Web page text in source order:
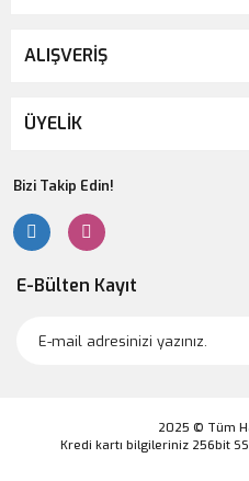
ALIŞVERİŞ
ÜYELİK
Bizi Takip Edin!
E-Bülten Kayıt
2025 © Tüm
Kredi kartı bilgileriniz 256bit